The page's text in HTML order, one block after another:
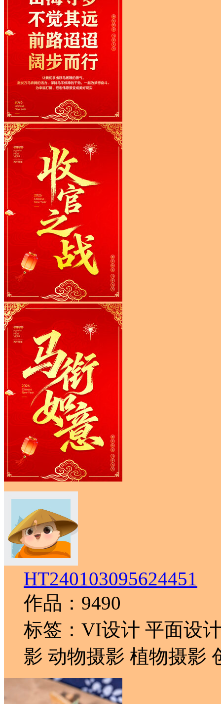
HT240103095624451
作品：9490
标签：VI设计 平面设
影 动物摄影 植物摄影